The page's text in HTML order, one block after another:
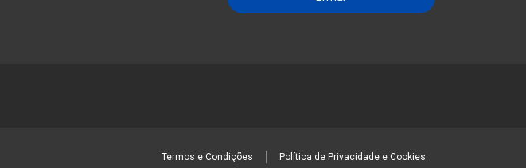
Termos e Condições Política de Privacidade e Cookies